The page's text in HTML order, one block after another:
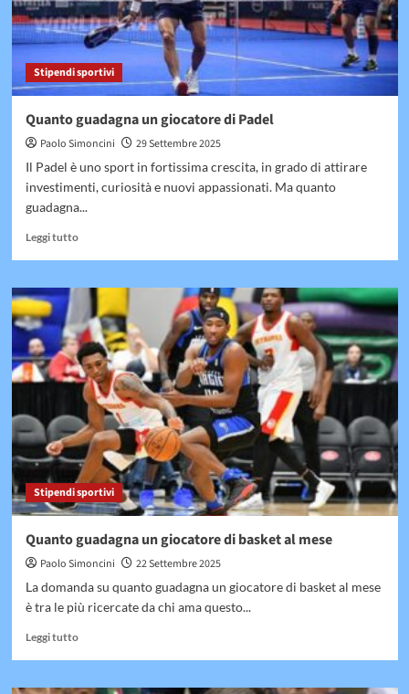
Stipendi sportivi
Quanto guadagna un giocatore di Padel
Paolo Simoncini
29 Settembre 2025
Il Padel è uno sport in fortissima crescita, in grado di attirare
investimenti, curiosità e nuovi appassionati. Ma quanto
guadagna...
Leggi tuttoLeggi
su
Quanto
guadagna
un
giocatore
di
Padel
Stipendi sportivi
Quanto guadagna un giocatore di basket al mese
Paolo Simoncini
22 Settembre 2025
La domanda su quanto guadagna un giocatore di basket al mese
è tra le più ricercate da chi ama questo...
Leggi tuttoLeggi
su